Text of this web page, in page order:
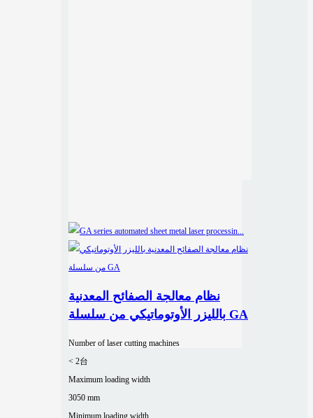
نظام معالجة الصفائح المعدنية
بالليزر الأوتوماتيكي من سلسلة GA
Number of laser cutting machines
< 2台
Maximum loading width
3050 mm
Minimum loading width